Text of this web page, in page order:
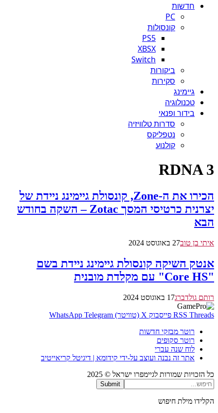
חדשות
PC
קונסולות
PS5
XBSX
Switch
ביקורות
סקירות
גיימינג
טכנולוגיה
בידור ופנאי
סדרות טלוויזיה
נטפליקס
קולנוע
RDNA 3
הכירו את ה-Zone, קונסולת גיימינג ניידת של
יצרנית כרטיסי המסך Zotac – השקה בחודש
הבא
איתי בן טוב27 באוגוסט 2024
אנטק השיקה קונסולת גיימינג ניידת בשם
"Core HS" עם מקלדת מובנית
רותם גולדברג17 באוגוסט 2024
RSS Threads פייסבוק X (טוויטר) WhatsApp Telegram
רוטר מבזקי חדשות
רוטר סקופים
לוח שנה עברי
אתר זה נבנה ועוצב על-ידי קידומא | דיגיטל קריאייטיב
כל הזכויות שמורות לגיימפרו ישראל © 2025
Submit
הקלידו מילת חיפוש